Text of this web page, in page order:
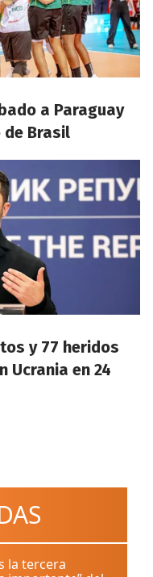
a Paraguay
Brasil
y 77 heridos
Ucrania en 24
la tercera